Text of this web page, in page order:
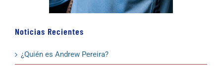
Noticias Recientes
¿Quién es Andrew Pereira?